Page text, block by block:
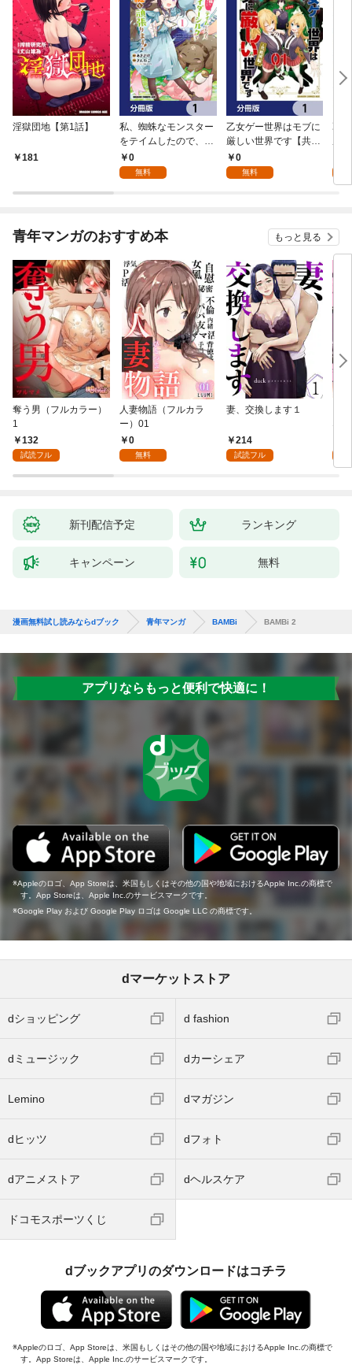
淫獄団地【第1話】
181
私、蜘蛛なモンスター
をテイムしたので、ス
パイダーシルクで裁縫
を頑張ります！【分冊
0
無料
乙女ゲー世界はモブに
厳しい世界です【共和
国編】【分冊版】 1
0
無料
乙
青年マンガのおすすめ本 もっと見る
奪う男（フルカラー）
1
132
試読フル
人妻物語（フルカラ
ー）01
0
無料
妻、交換します１
214
試読フル
な
新刊配信予定 ランキング
キャンペーン 無料
漫画無料試し読みならdブック 青年マンガ BAMBi BAMBi 2
アプリならもっと便利で快適に！
Appleのロゴ、App Storeは、米国もしくはその他の国や地域におけるApple Inc.の商標で
す。App Storeは、Apple Inc.のサービスマークです。
Google Play および Google Play ロゴは Google LLC の商標です。
dマーケットストア
dショッピング d fashion
dミュージック dカーシェア
Lemino dマガジン
dヒッツ dフォト
dアニメストア dヘルスケア
ドコモスポーツくじ
dブックアプリのダウンロードはコチラ
Appleのロゴ、App Storeは、米国もしくはその他の国や地域におけるApple Inc.の商標で
す。App Storeは、Apple Inc.のサービスマークです。